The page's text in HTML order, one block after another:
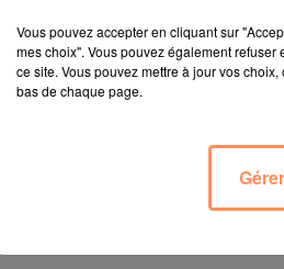
Vous pouvez accepter en cliquant sur
mes choix". Vous pouvez également
ce site. Vous pouvez mettre à jour vos
bas de chaque page.